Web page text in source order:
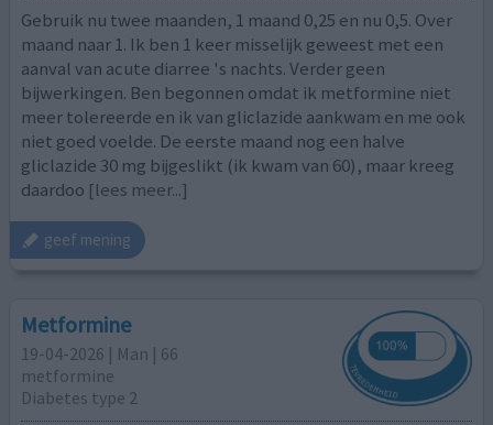
Gebruik nu twee maanden, 1 maand 0,25 en nu 0,5. Over
maand naar 1. Ik ben 1 keer misselijk geweest met een
aanval van acute diarree 's nachts. Verder geen
bijwerkingen. Ben begonnen omdat ik metformine niet
meer tolereerde en ik van gliclazide aankwam en me ook
niet goed voelde. De eerste maand nog een halve
gliclazide 30 mg bijgeslikt (ik kwam van 60), maar kreeg
daardoo [lees meer...]
geef mening
Metformine
19-04-2026 | Man | 66
metformine
Diabetes type 2